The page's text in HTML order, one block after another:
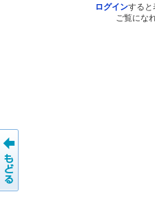
ログインすると
ご覧にな